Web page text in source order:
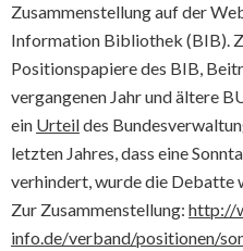
Zusammenstellung auf der
Information Bibliothek (BIB).
Positionspapiere des BIB,
vergangenen Jahr und ältere
ein Urteildes
letzten Jahres, dass eine
verhindert, wurde die Debatte
Zur Zusammenstellung: http://
info.de/verband/positionen/